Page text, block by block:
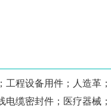
工程设备用件；人造革
电缆密封件；医疗器械